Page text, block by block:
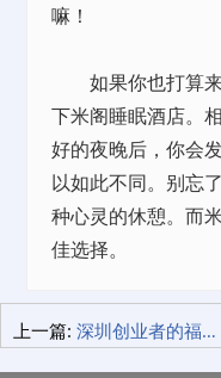
嘛！
如果你也打算来
下米阁睡眠酒店。
好的夜晚后，你会
以如此不同。别忘
种心灵的休憩。而
佳选择。
上一篇: 深圳创业者的福音！揭秘企业服务中心的会计财务服务